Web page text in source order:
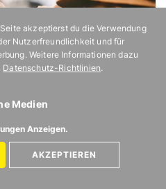
akzeptierst du die Verwendung
Nutzerfreundlichkeit und für
Weitere Informationen dazu
Datenschutz-Richtlinien.
Medien
Anzeigen.
AKZEPTIEREN